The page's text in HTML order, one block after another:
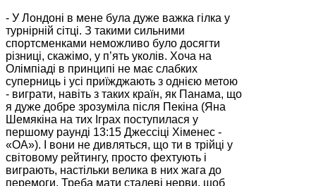
- У Лондоні в мене була дуже важка гілка у
турнірній сітці. З такими сильними
спортсменками неможливо було досягти
різниці, скажімо, у п’ять уколів. Хоча на
Олімпіаді в принципі не має слабких
суперниць і усі приїжджають з однією метою
- виграти, навіть з таких країн, як Панама, що
я дуже добре зрозуміла після Пекіна (Яна
Шемякіна на тих Іграх поступилася у
першому раунді 13:15 Джессіці Хіменес -
«ОА»). І вони не дивляться, що ти в трійці у
світовому рейтингу, просто фехтують і
виграють, настільки велика в них жага до
перемоги. Треба мати сталеві нерви, щоб